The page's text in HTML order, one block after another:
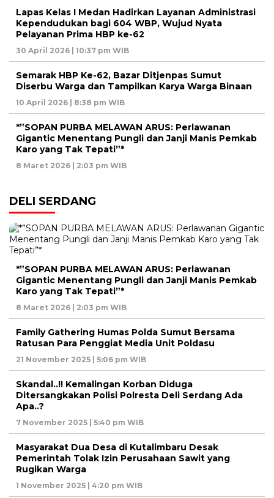
Lapas Kelas I Medan Hadirkan Layanan Administrasi
Kependudukan bagi 604 WBP, Wujud Nyata
Pelayanan Prima HBP ke-62
30 April 2026 | 10:37 pm WIB
Semarak HBP Ke-62, Bazar Ditjenpas Sumut
Diserbu Warga dan Tampilkan Karya Warga Binaan
10 April 2026 | 8:38 pm WIB
*”SOPAN PURBA MELAWAN ARUS: Perlawanan
Gigantic Menentang Pungli dan Janji Manis Pemkab
Karo yang Tak Tepati”*
8 Maret 2026 | 2:03 pm WIB
DELI SERDANG
*”SOPAN PURBA MELAWAN ARUS: Perlawanan
Gigantic Menentang Pungli dan Janji Manis Pemkab
Karo yang Tak Tepati”*
8 Maret 2026 | 2:03 pm WIB
Family Gathering Humas Polda Sumut Bersama
Ratusan Para Penggiat Media Unit Poldasu
21 November 2025 | 5:06 pm WIB
Skandal..!! Kemalingan Korban Diduga
Ditersangkakan Polisi Polresta Deli Serdang Ada
Apa..?
7 November 2025 | 5:40 pm WIB
Masyarakat Dua Desa di Kutalimbaru Desak
Pemerintah Tolak Izin Perusahaan Sawit yang
Rugikan Warga
1 November 2025 | 4:20 pm WIB